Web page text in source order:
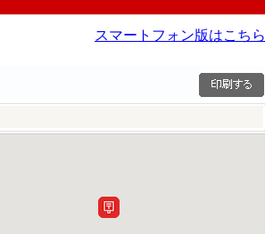
スマートフォン版はこちら